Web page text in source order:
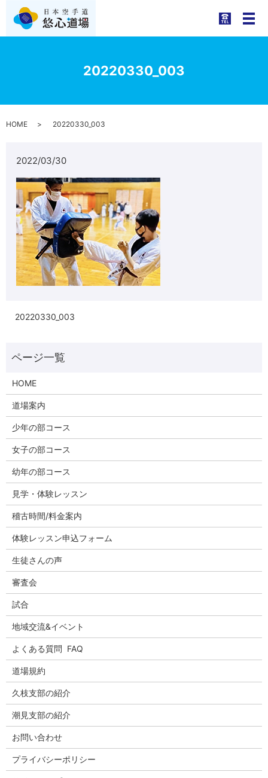
メ
20220330_003
HOME 20220330_003
2022/03/30
20220330_003
HOME
道場案内
少年の部コース
女子の部コース
幼年の部コース
見学・体験レッスン
稽古時間/料金案内
体験レッスン申込フォーム
生徒さんの声
審査会
試合
地域交流&イベント
よくある質問 FAQ
道場規約
久枝支部の紹介
潮見支部の紹介
お問い合わせ
プライバシーポリシー